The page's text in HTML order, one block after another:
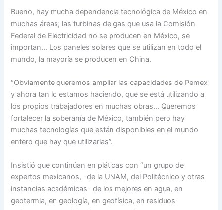
Bueno, hay mucha dependencia tecnológica de México en
muchas áreas; las turbinas de gas que usa la Comisión
Federal de Electricidad no se producen en México, se
importan… Los paneles solares que se utilizan en todo el
mundo, la mayoría se producen en China.
“Obviamente queremos ampliar las capacidades de Pemex
y ahora tan lo estamos haciendo, que se está utilizando a
los propios trabajadores en muchas obras… Queremos
fortalecer la soberanía de México, también pero hay
muchas tecnologías que están disponibles en el mundo
entero que hay que utilizarlas”.
Insistió que continúan en pláticas con “un grupo de
expertos mexicanos, -de la UNAM, del Politécnico y otras
instancias académicas- de los mejores en agua, en
geotermia, en geología, en geofísica, en residuos